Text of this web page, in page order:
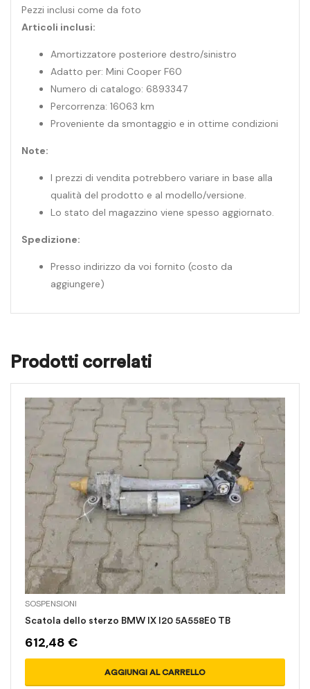
Pezzi inclusi come da foto
Articoli inclusi:
Amortizzatore posteriore destro/sinistro
Adatto per: Mini Cooper F60
Numero di catalogo: 6893347
Percorrenza: 16063 km
Proveniente da smontaggio e in ottime condizioni
Note:
I prezzi di vendita potrebbero variare in base alla
qualità del prodotto e al modello/versione.
Lo stato del magazzino viene spesso aggiornato.
Spedizione:
Presso indirizzo da voi fornito (costo da
aggiungere)
Prodotti correlati
SOSPENSIONI
Scatola dello sterzo BMW IX I20 5A558E0 TB
612,48 €
AGGIUNGI AL CARRELLO